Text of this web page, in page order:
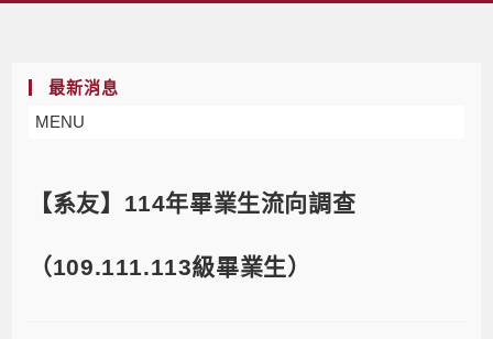
最新消息
MENU
【系友】114年畢業生流向調查
（109.111.113級畢業生）